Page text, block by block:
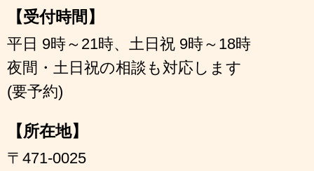
【受付時間】
平日 9時～21時、土日祝 9時～18時
夜間・土日祝の相談も対応します
(要予約)
【所在地】
〒471-0025